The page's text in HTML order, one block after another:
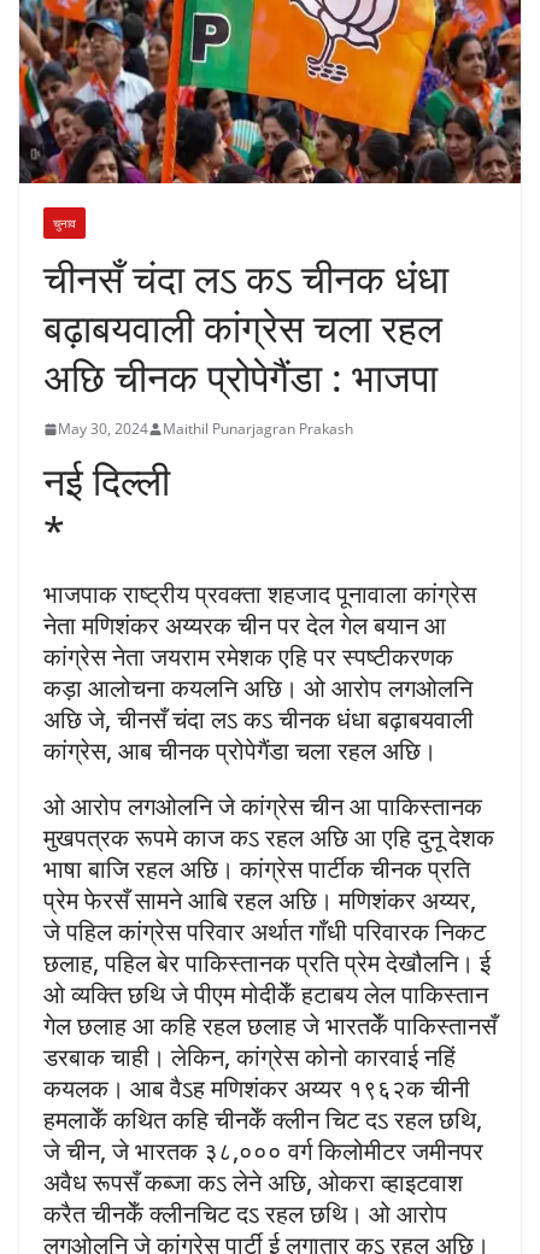
चुनाव
चीनसँ चंदा लऽ कऽ चीनक धंधा
बढ़ाबयवाली कांग्रेस चला रहल
अछि चीनक प्रोपेगैंडा : भाजपा
May 30, 2024 Maithil Punarjagran Prakash
नई दिल्ली
*
भाजपाक राष्ट्रीय प्रवक्ता शहजाद पूनावाला कांग्रेस
नेता मणिशंकर अय्यरक चीन पर देल गेल बयान आ
कांग्रेस नेता जयराम रमेशक एहि पर स्पष्टीकरणक
कड़ा आलोचना कयलनि अछि। ओ आरोप लगओलनि
अछि जे, चीनसँ चंदा लऽ कऽ चीनक धंधा बढ़ाबयवाली
कांग्रेस, आब चीनक प्रोपेगैंडा चला रहल अछि।
ओ आरोप लगओलनि जे कांग्रेस चीन आ पाकिस्तानक
मुखपत्रक रूपमे काज कऽ रहल अछि आ एहि दुनू देशक
भाषा बाजि रहल अछि। कांग्रेस पार्टीक चीनक प्रति
प्रेम फेरसँ सामने आबि रहल अछि। मणिशंकर अय्यर,
जे पहिल कांग्रेस परिवार अर्थात गाँधी परिवारक निकट
छलाह, पहिल बेर पाकिस्तानक प्रति प्रेम देखौलनि। ई
ओ व्यक्ति छथि जे पीएम मोदीकेँ हटाबय लेल पाकिस्तान
गेल छलाह आ कहि रहल छलाह जे भारतकेँ पाकिस्तानसँ
डरबाक चाही। लेकिन, कांग्रेस कोनो कारवाई नहिं
कयलक। आब वैऽह मणिशंकर अय्यर १९६२क चीनी
हमलाकेँ कथित कहि चीनकेँ क्लीन चिट दऽ रहल छथि,
जे चीन, जे भारतक ३८,००० वर्ग किलोमीटर जमीनपर
अवैध रूपसँ कब्जा कऽ लेने अछि, ओकरा व्हाइटवाश
करैत चीनकेँ क्लीनचिट दऽ रहल छथि। ओ आरोप
लगओलनि जे कांग्रेस पार्टी ई लगातार कऽ रहल अछि।